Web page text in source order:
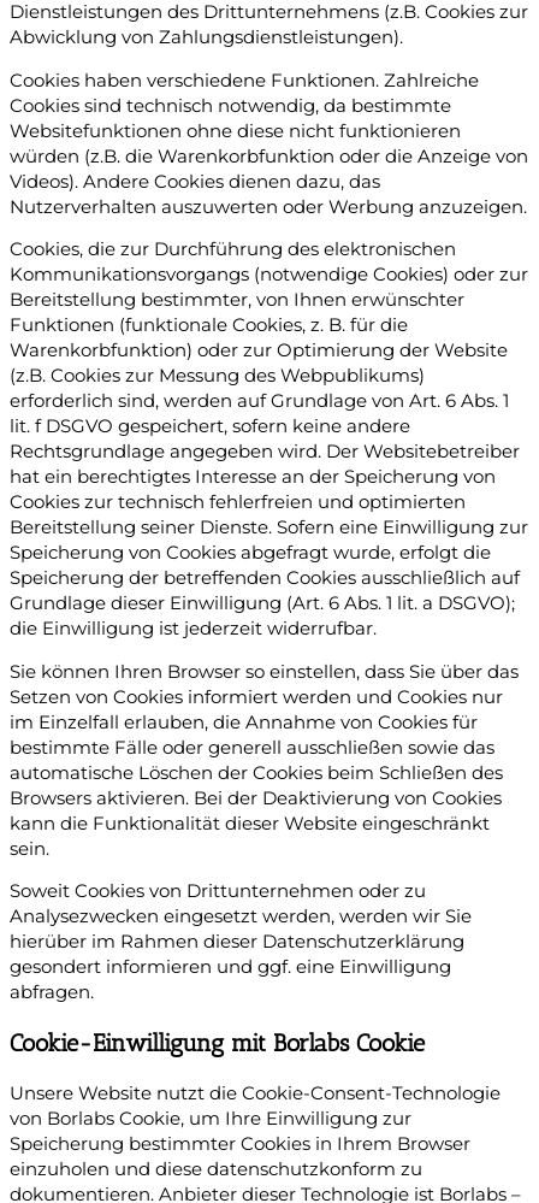
Dienstleistungen des Drittunternehmens (z.B. Cookies zur
Abwicklung von Zahlungsdienstleistungen).
Cookies haben verschiedene Funktionen. Zahlreiche
Cookies sind technisch notwendig, da bestimmte
Websitefunktionen ohne diese nicht funktionieren
würden (z.B. die Warenkorbfunktion oder die Anzeige von
Videos). Andere Cookies dienen dazu, das
Nutzerverhalten auszuwerten oder Werbung anzuzeigen.
Cookies, die zur Durchführung des elektronischen
Kommunikationsvorgangs (notwendige Cookies) oder zur
Bereitstellung bestimmter, von Ihnen erwünschter
Funktionen (funktionale Cookies, z. B. für die
Warenkorbfunktion) oder zur Optimierung der Website
(z.B. Cookies zur Messung des Webpublikums)
erforderlich sind, werden auf Grundlage von Art. 6 Abs. 1
lit. f DSGVO gespeichert, sofern keine andere
Rechtsgrundlage angegeben wird. Der Websitebetreiber
hat ein berechtigtes Interesse an der Speicherung von
Cookies zur technisch fehlerfreien und optimierten
Bereitstellung seiner Dienste. Sofern eine Einwilligung zur
Speicherung von Cookies abgefragt wurde, erfolgt die
Speicherung der betreffenden Cookies ausschließlich auf
Grundlage dieser Einwilligung (Art. 6 Abs. 1 lit. a DSGVO);
die Einwilligung ist jederzeit widerrufbar.
Sie können Ihren Browser so einstellen, dass Sie über das
Setzen von Cookies informiert werden und Cookies nur
im Einzelfall erlauben, die Annahme von Cookies für
bestimmte Fälle oder generell ausschließen sowie das
automatische Löschen der Cookies beim Schließen des
Browsers aktivieren. Bei der Deaktivierung von Cookies
kann die Funktionalität dieser Website eingeschränkt
sein.
Soweit Cookies von Drittunternehmen oder zu
Analysezwecken eingesetzt werden, werden wir Sie
hierüber im Rahmen dieser Datenschutzerklärung
gesondert informieren und ggf. eine Einwilligung
abfragen.
Cookie-Einwilligung mit Borlabs Cookie
Unsere Website nutzt die Cookie-Consent-Technologie
von Borlabs Cookie, um Ihre Einwilligung zur
Speicherung bestimmter Cookies in Ihrem Browser
einzuholen und diese datenschutzkonform zu
dokumentieren. Anbieter dieser Technologie ist Borlabs –